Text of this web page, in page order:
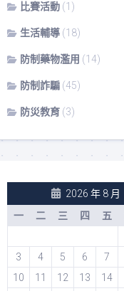
比賽活動 (1)
生活輔導 (18)
防制藥物濫用 (14)
防制詐騙 (45)
防災教育 (3)
2026 年 8 月
一
二 三 四 五
3
4 5 6 7
10
11 12 13 14